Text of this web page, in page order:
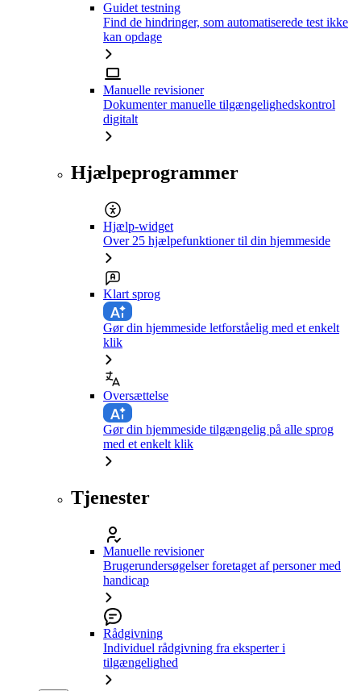
Guidet testning
Find de hindringer, som automatiserede test ikke
kan opdage
Manuelle revisioner
Dokumenter manuelle tilgængelighedskontrol
digitalt
Hjælpeprogrammer
Hjælp-widget
Over 25 hjælpefunktioner til din hjemmeside
Klart sprog
Gør din hjemmeside letforståelig med et enkelt
klik
Oversættelse
Gør din hjemmeside tilgængelig på alle sprog
med et enkelt klik
Tjenester
Manuelle revisioner
Brugerundersøgelser foretaget af personer med
handicap
Rådgivning
Individuel rådgivning fra eksperter i
tilgængelighed